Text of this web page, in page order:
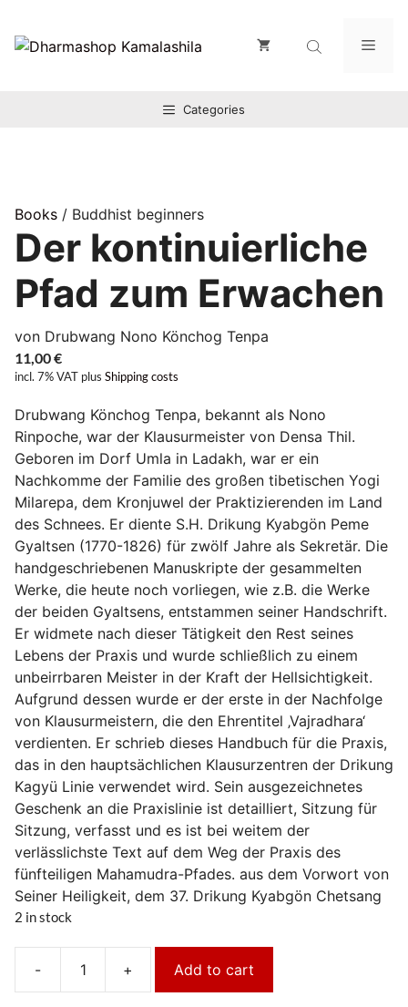
Inhalt
springen
Categories
Books / Buddhist beginners
Der kontinuierliche
Pfad zum Erwachen
von Drubwang Nono Könchog Tenpa
11,00€
incl. 7% VAT plus Shipping costs
Drubwang Könchog Tenpa, bekannt als Nono
Rinpoche, war der Klausurmeister von Densa Thil.
Geboren im Dorf Umla in Ladakh, war er ein
Nachkomme der Familie des großen tibetischen Yogi
Milarepa, dem Kronjuwel der Praktizierenden im Land
des Schnees. Er diente S.H. Drikung Kyabgön Peme
Gyaltsen (1770-1826) für zwölf Jahre als Sekretär. Die
handgeschriebenen Manuskripte der gesammelten
Werke, die heute noch vorliegen, wie z.B. die Werke
der beiden Gyaltsens, entstammen seiner Handschrift.
Er widmete nach dieser Tätigkeit den Rest seines
Lebens der Praxis und wurde schließlich zu einem
unbeirrbaren Meister in der Kraft der Hellsichtigkeit.
Aufgrund dessen wurde er der erste in der Nachfolge
von Klausurmeistern, die den Ehrentitel ‚Vajradhara‘
verdienten. Er schrieb dieses Handbuch für die Praxis,
das in den hauptsächlichen Klausurzentren der Drikung
Kagyü Linie verwendet wird. Sein ausgezeichnetes
Geschenk an die Praxislinie ist detailliert, Sitzung für
Sitzung, verfasst und es ist bei weitem der
verlässlichste Text auf dem Weg der Praxis des
fünfteiligen Mahamudra-Pfades. aus dem Vorwort von
Seiner Heiligkeit, dem 37. Drikung Kyabgön Chetsang
2 in stock
- + Add to cart